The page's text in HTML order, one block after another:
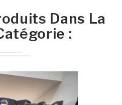
Dans La
: